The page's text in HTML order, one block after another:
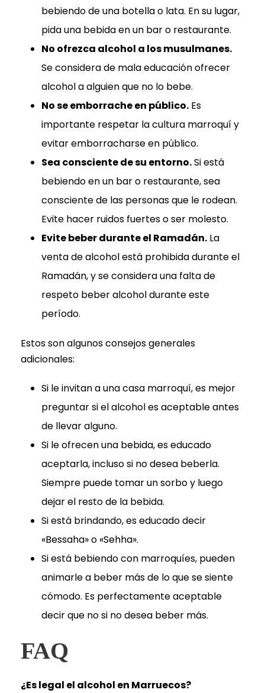
bebiendo de una botella o lata. En su lugar,
pida una bebida en un bar o restaurante.
No ofrezca alcohol a los musulmanes.
Se considera de mala educación ofrecer
alcohol a alguien que no lo bebe.
No se emborrache en público. Es
importante respetar la cultura marroquí y
evitar emborracharse en público.
Sea consciente de su entorno.Si está
bebiendo en un bar o restaurante, sea
consciente de las personas que le rodean.
Evite hacer ruidos fuertes o ser molesto.
Evite beber durante el Ramadán. La
venta de alcohol está prohibida durante el
Ramadán, y se considera una falta de
respeto beber alcohol durante este
período.
Estos son algunos consejos generales
adicionales:
Si le invitan a una casa marroquí, es mejor
preguntar si el alcohol es aceptable antes
de llevar alguno.
Si le ofrecen una bebida, es educado
aceptarla, incluso si no desea beberla.
Siempre puede tomar un sorbo y luego
dejar el resto de la bebida.
Si está brindando, es educado decir
«Bessaha» o «Sehha».
Si está bebiendo con marroquíes, pueden
animarle a beber más de lo que se siente
cómodo. Es perfectamente aceptable
decir que no si no desea beber más.
FAQ
¿Es legal el alcohol en Marruecos?